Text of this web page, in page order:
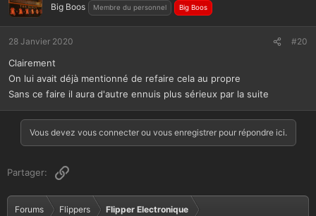
Big Boos Membre du personnel Big Boos
28 Janvier 2020 #20
Clairement
On lui avait déjà mentionné de refaire cela au propre
Sans ce faire il aura d'autre ennuis plus sérieux par la suite
Vous devez vous connecter ou vous enregistrer pour répondre ici.
Partager: Lien
Forums Flippers Flipper Electronique